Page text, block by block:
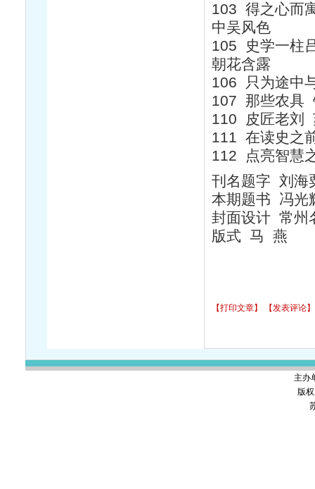
103 得之心而
中吴风色
105 史学一柱
朝花含露
106 只为途中
107 那些农具
110 皮匠老刘
111 在读史之
112 点亮智慧
刊名题字 刘海
本期题书 冯光
封面设计 常州
版式 马 燕
【打印文章】 【发表评论】
主办
版